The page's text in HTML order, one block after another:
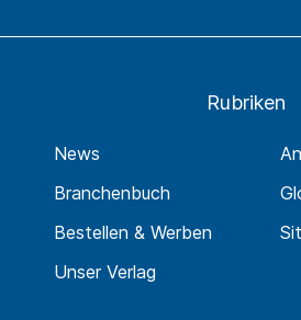
Rubriken
News
Branchenbuch
Bestellen & Werben
Unser Verlag